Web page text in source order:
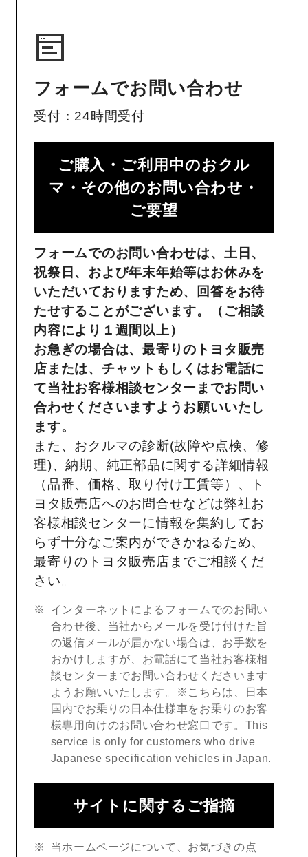
フォームでお問い合わせ
受付：24時間受付
ご購入・ご利用中のおクル
マ・その他のお問い合わせ・
ご要望​
フォームでのお問い合わせは、土日、
祝祭日、および年末年始等はお休みを
いただいておりますため、回答をお待
たせすることがございます。（ご相談
内容により１週間以上）
お急ぎの場合は、最寄りのトヨタ販売
店または、チャットもしくはお電話に
て当社お客様相談センターまでお問い
合わせくださいますようお願いいたし
ます。
また、おクルマの診断(故障や点検、修
理)、納期、純正部品に関する詳細情報
（品番、価格、取り付け工賃等）、ト
ヨタ販売店へのお問合せなどは弊社お
客様相談センターに情報を集約してお
らず十分なご案内ができかねるため、
最寄りのトヨタ販売店までご相談くだ
さい。
インターネットによるフォームでのお問い
合わせ後、当社からメールを受け付けた旨
の返信メールが届かない場合は、お手数を
おかけしますが、お電話にて当社お客様相
談センターまでお問い合わせくださいます
ようお願いいたします。※こちらは、日本
国内でお乗りの日本仕様車をお乗りのお客
様専用向けのお問い合わせ窓口です。This
service is only for customers who drive
Japanese specification vehicles in Japan.
サイトに関するご指摘
当ホームページについて、お気づきの点